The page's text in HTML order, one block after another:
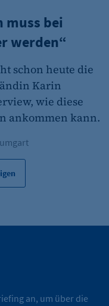
muss bei
werden“
schon heute die
Karin
wie diese
ankommen kann.
an, um über die